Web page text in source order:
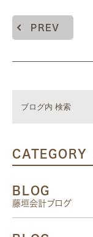
PREV
CATEGORY
BLOG
藤垣会計ブログ